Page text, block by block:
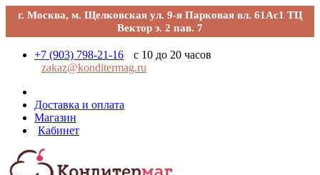
г. Москва, м. Щелковская ул. 9-я Парковая вл. 61Ас1 ТЦ
Вектор э. 2 пав. 7
+7 (903) 798-21-16
с 10 до 20 часов
zakaz@konditermag.ru
Доставка и оплата
Магазин
Кабинет